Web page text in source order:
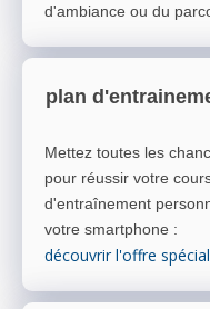
d'ambiance ou du
plan
Mettez toutes les
pour réussir votre
d'entraînement
votre smartphone :
découvrir l'offre